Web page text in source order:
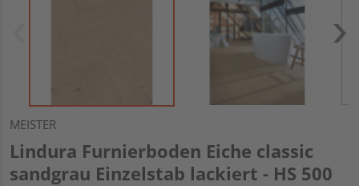
MEISTER
Lindura Furnierboden Eiche classic
sandgrau Einzelstab lackiert - HS 500